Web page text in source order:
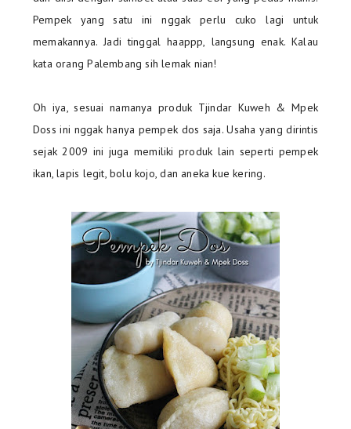
Pempek yang satu ini nggak perlu cuko lagi untuk
memakannya. Jadi tinggal haappp, langsung enak. Kalau
kata orang Palembang sih lemak nian!
Oh iya, sesuai namanya produk Tjindar Kuweh & Mpek
Doss ini nggak hanya pempek dos saja. Usaha yang dirintis
sejak 2009 ini juga memiliki produk lain seperti pempek
ikan, lapis legit, bolu kojo, dan aneka kue kering.